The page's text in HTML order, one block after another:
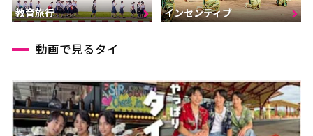
教育旅行 インセンティブ
動画で見るタイ